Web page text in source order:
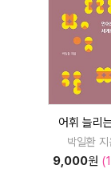
어휘 늘리
박일환 지
9,000원